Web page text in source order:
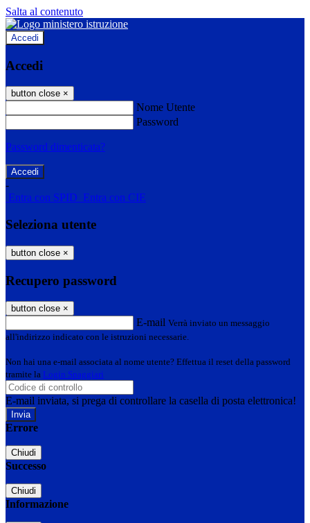
Salta al contenuto
Accedi
Accedi
button close ×
Nome Utente
Password
Password dimenticata?
-
Entra con SPID Entra con CIE
Seleziona utente
button close ×
Recupero password
button close ×
E-mail Verrà inviato un messaggio
all'indirizzo indicato con le istruzioni necessarie.
Non hai una e-mail associata al nome utente? Effettua il reset della password
tramite la Login Spaggiari
E-mail inviata, si prega di controllare la casella di posta elettronica!
Errore
Chiudi
Successo
Chiudi
Informazione